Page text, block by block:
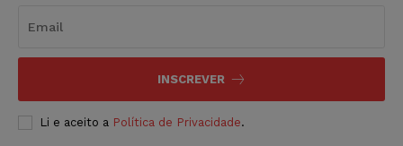
INSCREVER
Li e aceito a Política de Privacidade.